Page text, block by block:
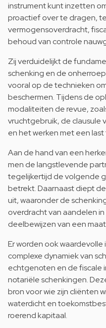
instrument kunt inzetten
proactief over te dragen,
vermogensoverdracht,
behoud van controle
Zij verduidelijkt de
schenking en de
vooral op de technieken
beschermen. Tijdens de
modaliteiten de revue,
vruchtgebruik, de clausule
en het werken met een
Aan de hand van een
men de langstlevende
tegelijkertijd de volgende
betrekt. Daarnaast diept
uit, waaronder de
overdracht van aandelen
deelbewijzen van een
Er worden ook
complexe dynamiek van
echtgenoten en de fiscale
notariële schenkingen.
bron voor wie zijn cliënten
waterdicht en
roerend kapitaal.